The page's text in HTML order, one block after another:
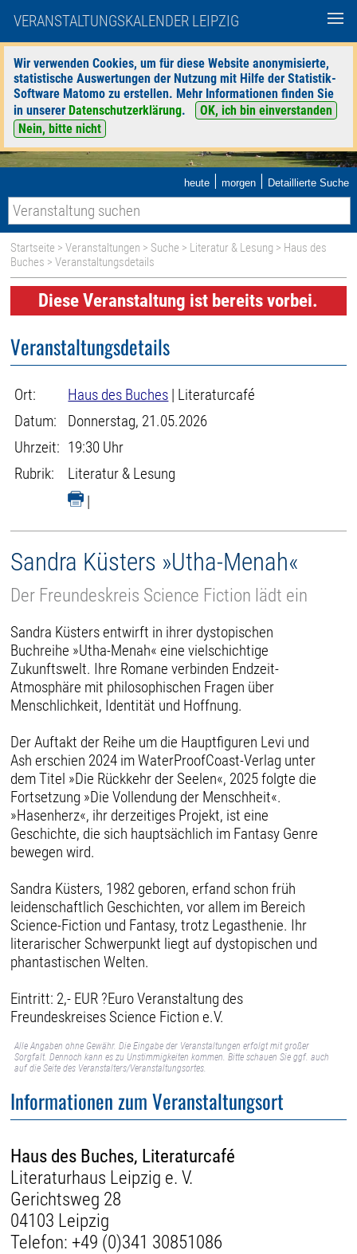
VERANSTALTUNGSKALENDER LEIPZIG
Wir verwenden Cookies, um für diese Website anonymisierte,
statistische Auswertungen der Nutzung mit Hilfe der Statistik-
Software Matomo zu erstellen. Mehr Informationen finden Sie
in unserer Datenschutzerklärung.
OK, ich bin einverstanden
Nein, bitte nicht
heute | morgen | Detaillierte Suche
Startseite >Veranstaltungen > Suche > Literatur & Lesung > Haus des
Buches > Veranstaltungsdetails
Diese Veranstaltung ist bereits vorbei.
Veranstaltungsdetails
Ort: Haus des Buches | Literaturcafé
Datum:
Donnerstag, 21.05.2026
Uhrzeit: 19:30 Uhr
Rubrik:
Literatur & Lesung
|
Sandra Küsters »Utha-Menah«
Der Freundeskreis Science Fiction lädt ein
Sandra Küsters entwirft in ihrer dystopischen
Buchreihe »Utha-Menah« eine vielschichtige
Zukunftswelt. Ihre Romane verbinden Endzeit-
Atmosphäre mit philosophischen Fragen über
Menschlichkeit, Identität und Hoffnung.
Der Auftakt der Reihe um die Hauptfiguren Levi und
Ash erschien 2024 im WaterProofCoast-Verlag unter
dem Titel »Die Rückkehr der Seelen«, 2025 folgte die
Fortsetzung »Die Vollendung der Menschheit«.
»Hasenherz«, ihr derzeitiges Projekt, ist eine
Geschichte, die sich hauptsächlich im Fantasy Genre
bewegen wird.
Sandra Küsters, 1982 geboren, erfand schon früh
leidenschaftlich Geschichten, vor allem im Bereich
Science-Fiction und Fantasy, trotz Legasthenie. Ihr
literarischer Schwerpunkt liegt auf dystopischen und
phantastischen Welten.
Eintritt: 2,- EUR ?Euro Veranstaltung des
Freundeskreises Science Fiction e.V.
Alle Angaben ohne Gewähr. Die Eingabe der Veranstaltungen erfolgt mit großer
Sorgfalt. Dennoch kann es zu Unstimmigkeiten kommen. Bitte schauen Sie ggf. auch
auf die Seite des Veranstalters/Veranstaltungsortes.
Informationen zum Veranstaltungsort
Haus des Buches, Literaturcafé
Literaturhaus Leipzig e. V.
Gerichtsweg 28
04103 Leipzig
Telefon: +49 (0)341 30851086